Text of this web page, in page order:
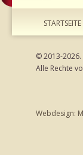
STARTSEITE
Webdesign:
© 2013-2026.
Alle Rechte